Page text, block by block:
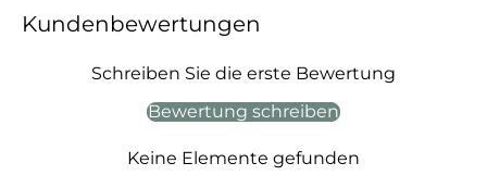
Kundenbewertungen
Schreiben Sie die erste Bewertung
Bewertung schreiben
Keine Elemente gefunden